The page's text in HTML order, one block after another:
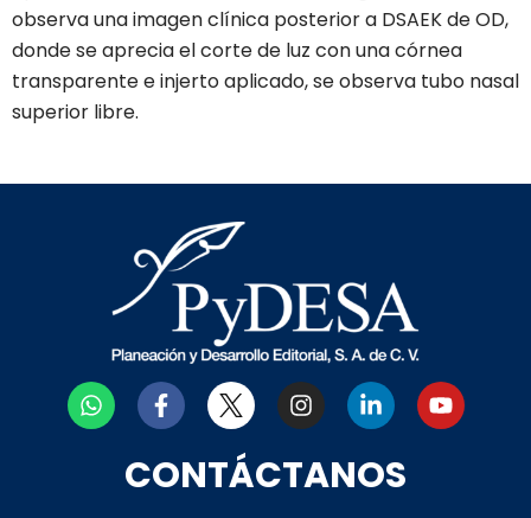
observa una imagen clínica posterior a DSAEK de OD,
donde se aprecia el corte de luz con una córnea
transparente e injerto aplicado, se observa tubo nasal
superior libre.
W
h
F
a
e
b
I
n
t
a
L
i
k
e
Y
o
CONTÁCTANOS